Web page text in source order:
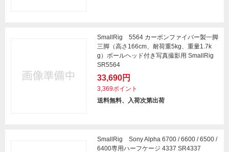
SmallRig 5564 カーボンファイバー製一脚
三脚（高さ166cm、耐荷重5kg、重量1.7k
g）ボールヘッド付き写真撮影用 SmallRig
SR5564
33,690円
3,369ポイント
送料無料、入荷次第出荷
SmallRig Sony Alpha 6700 / 6600 / 6500 /
6400専用ハーフケージ 4337 SR4337